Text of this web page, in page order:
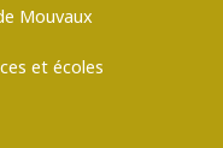
Mouvaux
et écoles